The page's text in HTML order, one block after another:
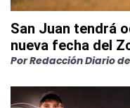
San Juan tendrá
nueva fecha del
PorRedacción Diario